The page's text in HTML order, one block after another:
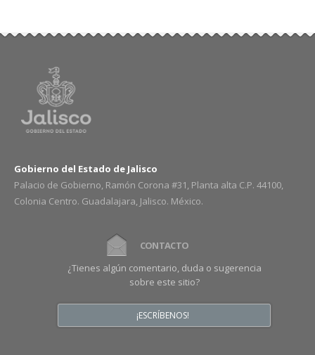
Gobierno del Estado de Jalisco
Palacio de Gobierno, Ramón Corona #31, Planta alta C.P. 44100,
Colonia Centro. Guadalajara, Jalisco. México.
CONTACTO
¿Tienes algún comentario, duda o sugerencia
sobre este sitio?
¡ESCRÍBENOS!